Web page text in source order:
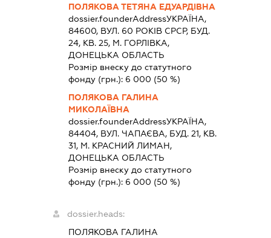
ПОЛЯКОВА ТЕТЯНА ЕДУАРДІВНА
dossier.founderAddressУКРАЇНА,
84600, ВУЛ. 60 РОКІВ СРСР, БУД.
24, КВ. 25, М. ГОРЛІВКА,
ДОНЕЦЬКА ОБЛАСТЬ
Розмір внеску до статутного
фонду (грн.): 6 000 (50 %)
ПОЛЯКОВА ГАЛИНА
МИКОЛАЇВНА
dossier.founderAddressУКРАЇНА,
84404, ВУЛ. ЧАПАЄВА, БУД. 21, КВ.
31, М. КРАСНИЙ ЛИМАН,
ДОНЕЦЬКА ОБЛАСТЬ
Розмір внеску до статутного
фонду (грн.): 6 000 (50 %)
dossier.heads:
ПОЛЯКОВА ГАЛИНА